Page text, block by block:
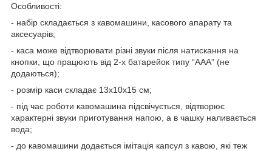
Особливості:
- набір складається з кавомашини, касового апарату та
аксесуарів;
- каса може відтворювати різні звуки після натискання на
кнопки, що працюють від 2-х батарейок типу “ААА” (не
додаються);
- розмір каси складає 13х10х15 см;
- під час роботи кавомашина підсвічується, відтворює
характерні звуки приготування напою, а в чашку наливається
вода;
- до кавомашини додається імітація капсул з кавою, які теж